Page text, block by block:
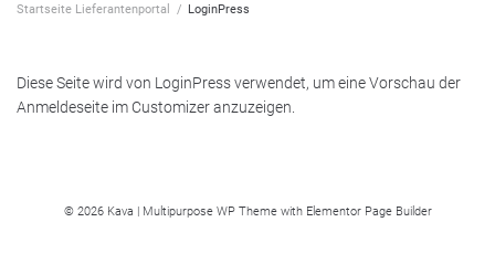
Startseite Lieferantenportal / LoginPress
Diese Seite wird von LoginPress verwendet, um eine Vorschau der
Anmeldeseite im Customizer anzuzeigen.
© 2026 Kava | Multipurpose WP Theme with Elementor Page Builder